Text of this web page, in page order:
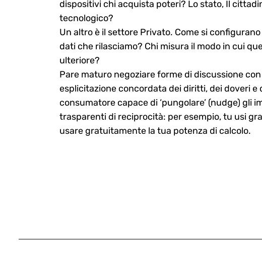
dispositivi chi acquista poteri? Lo stato, Il
tecnologico?
Un altro è il settore Privato. Come si
dati che rilasciamo? Chi misura il modo in cui
ulteriore?
Pare maturo negoziare forme di discussione
esplicitazione concordata dei diritti, dei doveri
consumatore capace di ‘pungolare’ (nudge) gli
trasparenti di reciprocità: per esempio, tu usi
usare gratuitamente la tua potenza di calcolo.